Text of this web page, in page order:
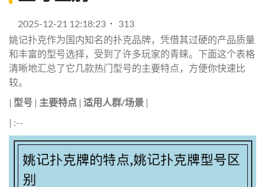
2025-12-21 12:18:23
313
姚记扑克作为国内知名的扑克品牌，凭借其过硬的产品质量
和丰富的型号选择，受到了许多玩家的青睐。下面这个表格
清晰地汇总了它几款热门型号的主要特点，方便你快速比
较。
| 型号 | 主要特点 | 适用人群/场景 |
| :--